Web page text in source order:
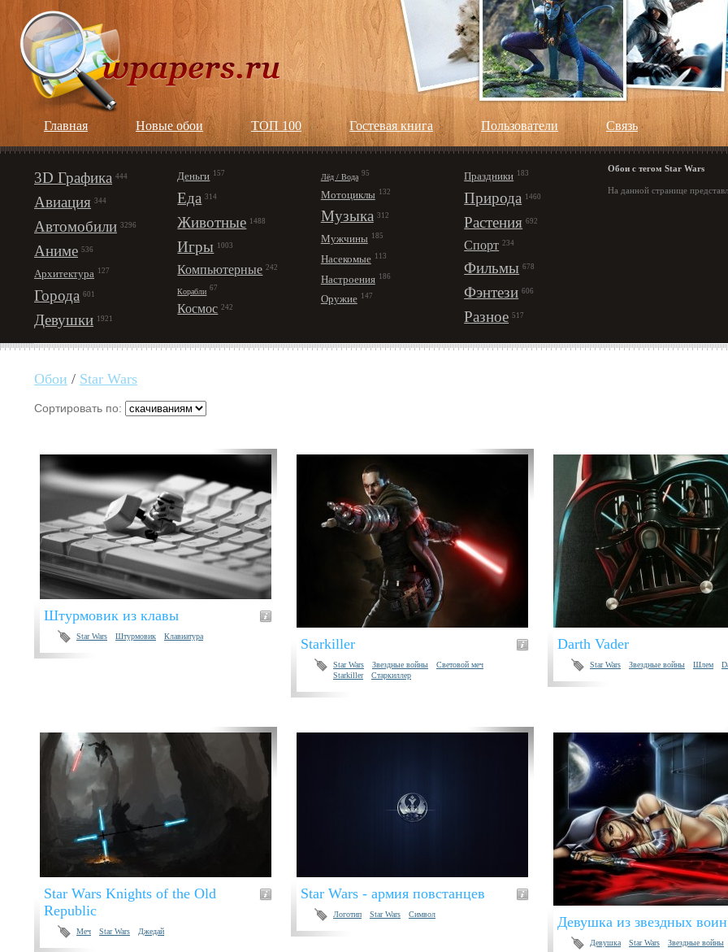
Главная Новые обои ТОП 100 Гостевая книга Пользователи Cвязь
3D Графика 444
Авиация 344
Автомобили 3296
Аниме 536
Архитектура 127
Города 601
Девушки 1921
Деньги 157
Еда 314
Животные 1488
Игры 1003
Компьютерные 242
Корабли 67
Космос 242
Лёд / Вода 95
Мотоциклы 132
Музыка 312
Мужчины 185
Насекомые 113
Настроения 186
Оружие 147
Праздники 183
Природа 1460
Растения 692
Спорт 234
Фильмы 678
Фэнтези 606
Разное 517
Обои с тегом Star Wars
На данной странице
Обои / Star Wars
Сортировать по:
Штурмовик из клавы
Star Wars Штурмовик Клавиатура Starkiller
Star Wars Звездные войны
Световой меч
Starkiller
Старкиллер
Darth Vader
Star Wars Звездные войны Шлем
Star Wars Knights of the Old
Republic
Меч Star Wars Джедай
Star Wars - армия повстанцев
Логотип Star Wars Символ Девушка из звездных воин
Девушка Star Wars Звездные войны